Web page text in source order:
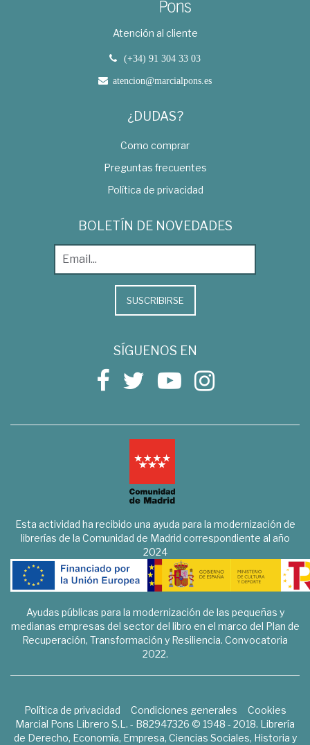
Atención al cliente
(+34) 91 304 33 03
atencion@marcialpons.es
¿DUDAS?
Como comprar
Preguntas frecuentes
Política de privacidad
BOLETÍN DE NOVEDADES
SUSCRIBIRSE
SÍGUENOS EN
Esta actividad ha recibido una ayuda para la modernización de
librerías de la Comunidad de Madrid correspondiente al año
2024
Ayudas públicas para la modernización de las pequeñas y
medianas empresas del sector del libro en el marco del Plan de
Recuperación, Transformación y Resiliencia. Convocatoria
2022.
Política de privacidad Condiciones generales
Cookies
Marcial Pons Librero S.L. - B82947326 © 1948 - 2018. Librería
de Derecho, Economía, Empresa, Ciencias Sociales, Historia y